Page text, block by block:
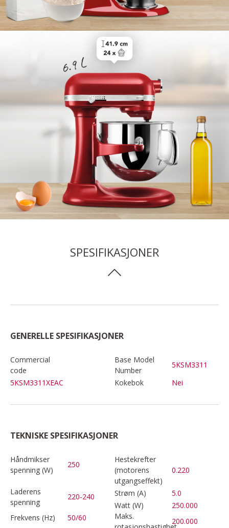
SPESIFIKASJONER
GENERELLE SPESIFIKASJONER
Commercial
code
5KSM3311XEAC
Base Model
Number
5KSM3311
Kokebok
Nei
TEKNISKE SPESIFIKASJONER
Håndmikser
spenning (W)
250
Hestekrefter
(motorens
utgangseffekt)
0.220
Laderens
spenning
220-240 Strøm (A)
5.0
Watt (W)
250.000
Frekvens (Hz)
50/60
Maks.
200.000